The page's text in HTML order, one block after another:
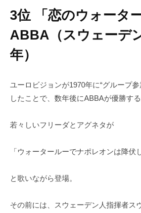
3位 「恋のウォータ
ABBA（スウェーデ
年）
ユーロビジョンが1970年に“グループ
したことで、数年後にABBAが優勝す
若々しいフリーダとアグネタが
「ウォータールーでナポレオンは降伏
と歌いながら登場。
その前には、スウェーデン人指揮者ス